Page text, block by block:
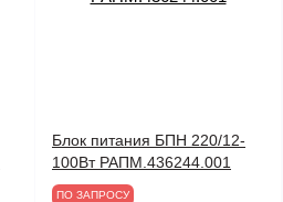
Блок питания БПН 220/12-
100Вт РАПМ.436244.001
ПО ЗАПРОСУ